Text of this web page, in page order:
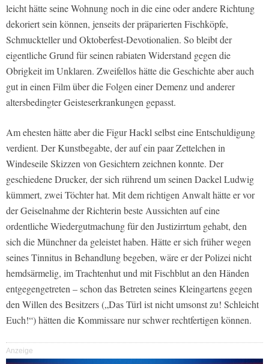
leicht hätte seine Wohnung noch in die eine oder andere Richtung
dekoriert sein können, jenseits der präparierten Fischköpfe,
Schmuckteller und Oktoberfest-Devotionalien. So bleibt der
eigentliche Grund für seinen rabiaten Widerstand gegen die
Obrigkeit im Unklaren. Zweifellos hätte die Geschichte aber auch
gut in einen Film über die Folgen einer Demenz und anderer
altersbedingter Geisteserkrankungen gepasst.
Am ehesten hätte aber die Figur Hackl selbst eine Entschuldigung
verdient. Der Kunstbegabte, der auf ein paar Zettelchen in
Windeseile Skizzen von Gesichtern zeichnen konnte. Der
geschiedene Drucker, der sich rührend um seinen Dackel Ludwig
kümmert, zwei Töchter hat. Mit dem richtigen Anwalt hätte er vor
der Geiselnahme der Richterin beste Aussichten auf eine
ordentliche Wiedergutmachung für den Justizirrtum gehabt, den
sich die Münchner da geleistet haben. Hätte er sich früher wegen
seines Tinnitus in Behandlung begeben, wäre er der Polizei nicht
hemdsärmelig, im Trachtenhut und mit Fischblut an den Händen
entgegengetreten – schon das Betreten seines Kleingartens gegen
den Willen des Besitzers („Das Türl ist nicht umsonst zu! Schleicht
Euch!“) hätten die Kommissare nur schwer rechtfertigen können.
Anzeige